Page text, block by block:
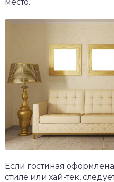
место.
Если гостиная
стиле или хай-тек,